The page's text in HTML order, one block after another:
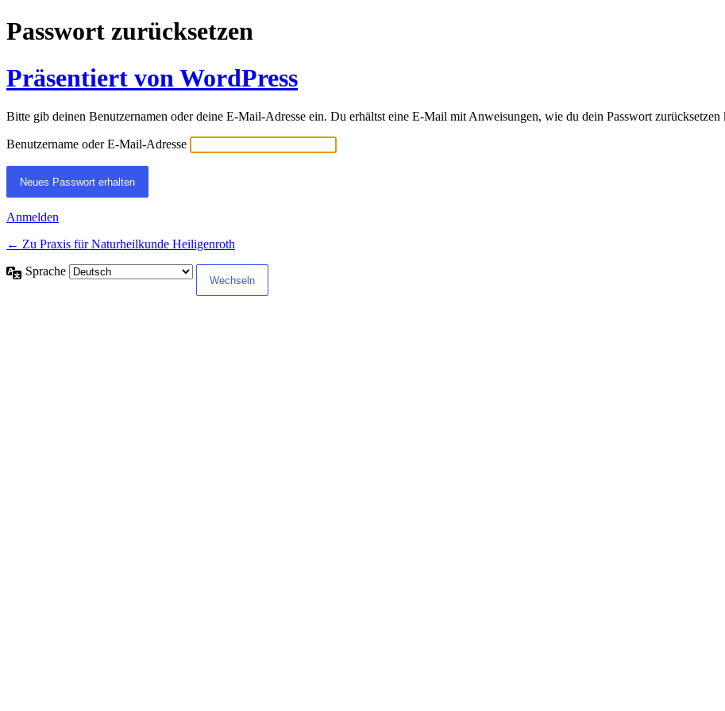
Passwort zurücksetzen
Präsentiert von WordPress
Bitte gib deinen Benutzernamen oder deine E-Mail-Adresse ein. Du erhältst eine E-Mail mit Anweisungen, wie du dein Passwort zurücksetzen
Benutzername oder E-Mail-Adresse
Anmelden
← Zu Praxis für Naturheilkunde Heiligenroth
Sprache